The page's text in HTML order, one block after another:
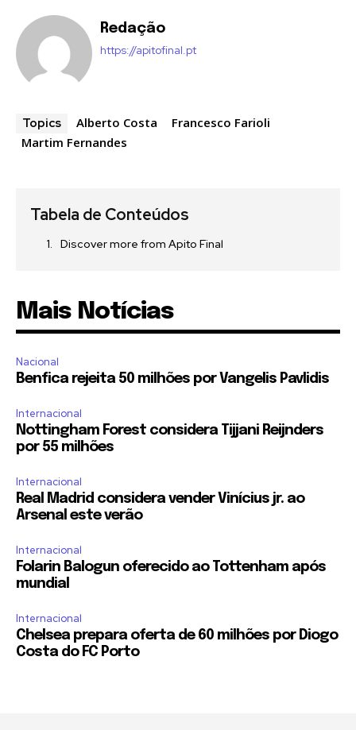
Redação
https://apitofinal.pt
Topics Alberto Costa
Francesco Farioli
Martim Fernandes
Tabela de Conteúdos
Discover more from Apito Final
Mais Notícias
Nacional
Benfica rejeita 50 milhões por Vangelis Pavlidis
Internacional
Nottingham Forest considera Tijjani Reijnders
por 55 milhões
Internacional
Real Madrid considera vender Vinícius jr. ao
Arsenal este verão
Internacional
Folarin Balogun oferecido ao Tottenham após
mundial
Internacional
Chelsea prepara oferta de 60 milhões por Diogo
Costa do FC Porto